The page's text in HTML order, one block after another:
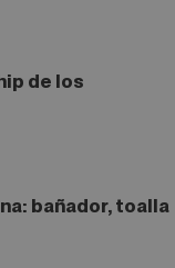
de los
bañador, toalla